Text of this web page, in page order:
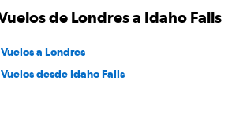
de Londres a Idaho Falls
Vuelos a Londres
Vuelos desde Idaho Falls